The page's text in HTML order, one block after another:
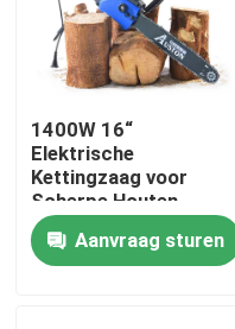
Over ons
fabrieksdisplay
Neem contact met
Vraag een offerte
1400W 16“
Elektrische
Kettingzaag voor
Scherpe Houten
Draagbare Koninklijke
Tuinkettingzaag
Aanvraag sturen